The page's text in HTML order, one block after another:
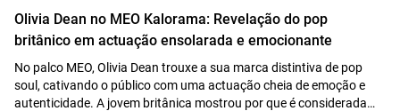
International Artist of the Year: Rosalía
International Group of the Year: Geese
International Song of the Year: ROSÉ & Bruno
Mars - "APT."
Olivia Dean no MEO Kalorama: Revelação do pop
britânico em actuação ensolarada e emocionante
No palco MEO, Olivia Dean trouxe a sua marca distintiva de pop
soul, cativando o público com uma actuação cheia de emoção e
autenticidade. A jovem britânica mostrou por que é considerada